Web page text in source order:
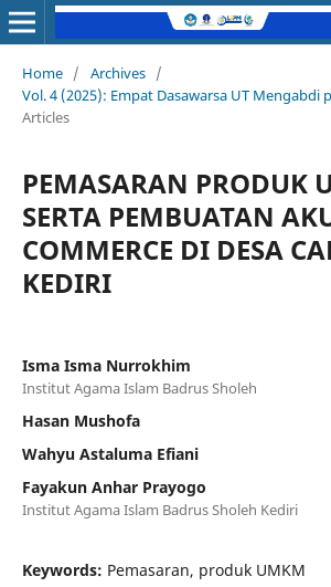
Home / Archives /
Vol. 4 (2025): Empat Dasawarsa UT Mengabdi
Articles
PEMASARAN PRODUK
SERTA PEMBUATAN
COMMERCE DI DESA
KEDIRI
Isma Isma Nurrokhim
Institut Agama Islam Badrus Sholeh
Hasan Mushofa
Wahyu Astaluma Efiani
Fayakun Anhar Prayogo
Institut Agama Islam Badrus Sholeh Kediri
Keywords: Pemasaran, produk UMKM